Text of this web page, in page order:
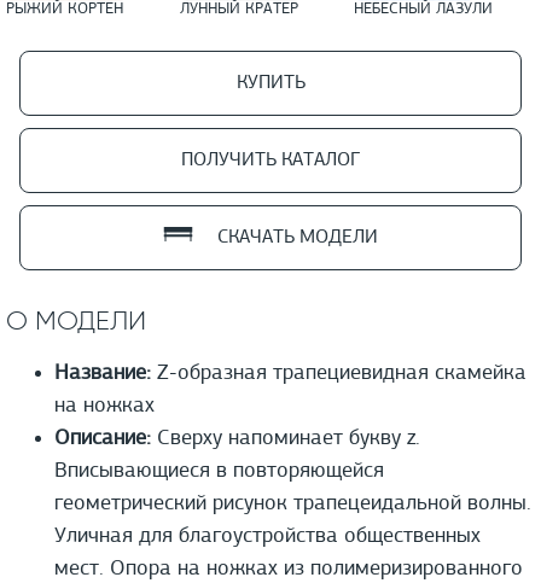
РЫЖИЙ КОРТЕН ЛУННЫЙ КРАТЕР НЕБЕСНЫЙ ЛАЗУЛИ
КУПИТЬ
ПОЛУЧИТЬ КАТАЛОГ
СКАЧАТЬ МОДЕЛИ
О МОДЕЛИ
Название: Z-образная трапециевидная скамейка
на ножках
Описание: Сверху напоминает букву z.
Вписывающиеся в повторяющейся
геометрический рисунок трапецеидальной волны.
Уличная для благоустройства общественных
мест. Опора на ножках из полимеризированного